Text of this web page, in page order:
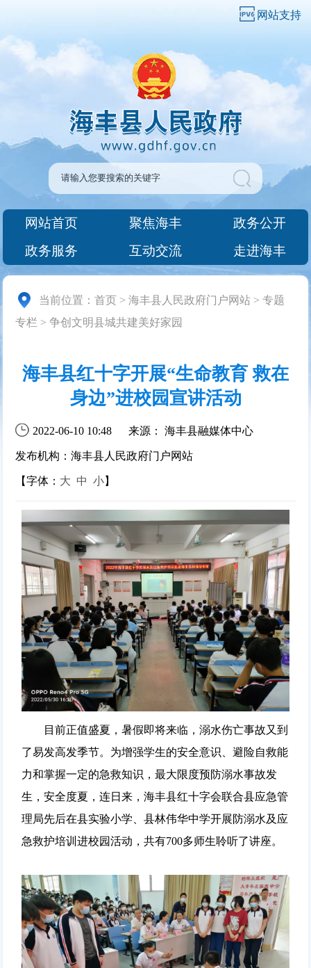
网站支持
网站首页 聚焦海丰
政务公开
政务服务
互动交流 走进海丰
当前位置：首页 >海丰县人民政府门户网站 >专题
专栏 >争创文明县城共建美好家园
海丰县红十字开展“生命教育 救在
身边”进校园宣讲活动
2022-06-10 10:48 来源： 海丰县融媒体中心
发布机构：海丰县人民政府门户网站
【字体： 大 中 小】
目前正值盛夏，暑假即将来临，溺水伤亡事故又到
了易发高发季节。为增强学生的安全意识、避险自救能
力和掌握一定的急救知识，最大限度预防溺水事故发
生，安全度夏，连日来，海丰县红十字会联合县应急管
理局先后在县实验小学、县林伟华中学开展防溺水及应
急救护培训进校园活动，共有700多师生聆听了讲座。